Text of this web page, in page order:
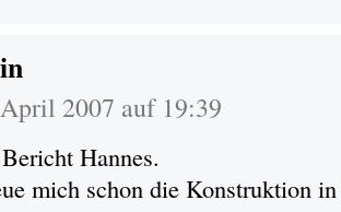
2007 auf 19:39
Hannes.
mich schon die Konstruktion